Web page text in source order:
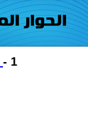
- 1